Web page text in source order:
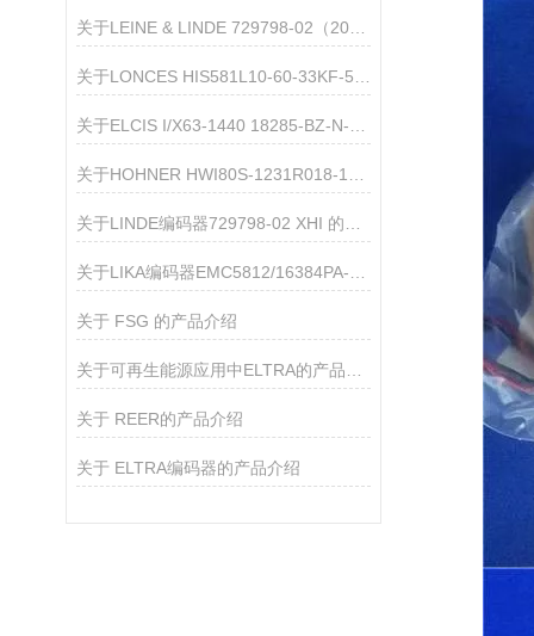
关于 FSG 的产品介绍
关于 REER的产品介绍
关于 ELTRA编码器的产品介绍